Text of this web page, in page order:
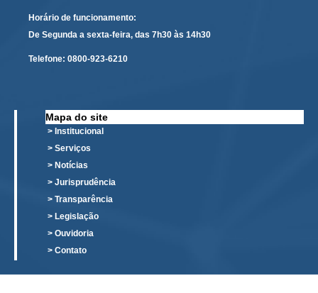
Cadastrar Processos
grau
Perguntas Frequentes
Portal Execução
Portal Proad
Portal dos Precatórios e Requisições de
Pequeno Valor
Programa Aprendizagem
Horário de funcionamento:
De Segunda a sexta-feira, das 7h30 às 14h30
Telefone: 0800-923-6210
Mapa do site
> Institucional
> Serviços
> Notícias
> Jurisprudência
> Transparência
> Legislação
> Ouvidoria
> Contato